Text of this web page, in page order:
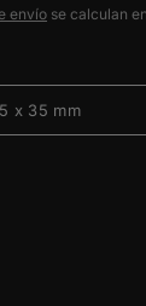
envío se calculan
x 35 mm